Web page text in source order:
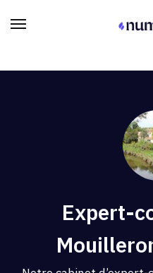
Expert-